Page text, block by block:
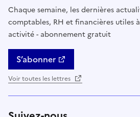
Chaque semaine, les dernières
comptables, RH et financières utiles
activité - abonnement gratuit
S’abonner
Voir toutes les lettres